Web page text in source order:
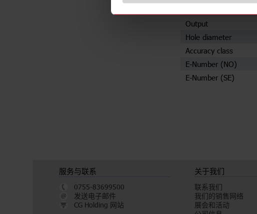
Output
Hole diameter
Accuracy class
E-Number (NO)
E-Number (SE)
服务与联系
0755-83699500
发送电子邮件
CG Holding 网站
关于我们
联系我们
我们的销售网络
展会和活动